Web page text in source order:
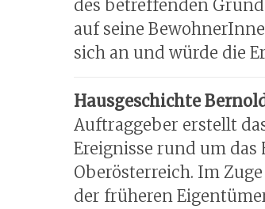
des betreffenden
auf seine
sich an und würde die
Hausgeschichte
Auftraggeber erstellt
Ereignisse rund um das
Oberösterreich. Im
der früheren